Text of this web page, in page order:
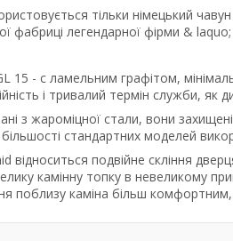
тільки німецький
фабриці легендарної фірми &
15 - c ламельним графітом,
і тривалий термін служби, як
з жароміцної стали, вони
стандартних моделей
відноситься подвійне скління
камінну топку в невеликому
поблизу каміна більш комфортним,